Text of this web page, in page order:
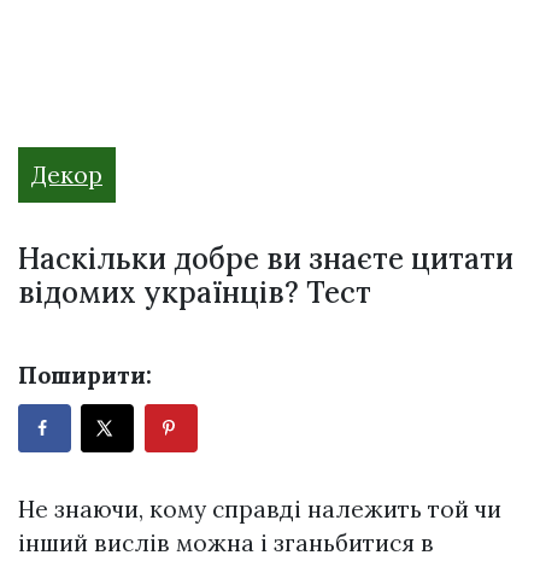
Декор
Наскільки добре ви знаєте цитати
відомих українців? Тест
Поширити:
Не знаючи, кому справді належить той чи
інший вислів можна і зганьбитися в